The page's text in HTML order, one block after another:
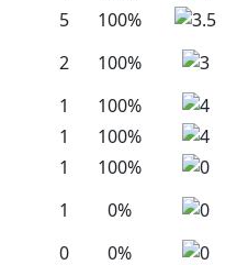
5
100%
2
100%
1
100%
1
100%
1
100%
1
0%
0 0%